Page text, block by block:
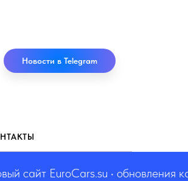
Новости в Telegram
EuroCars.su • обновления